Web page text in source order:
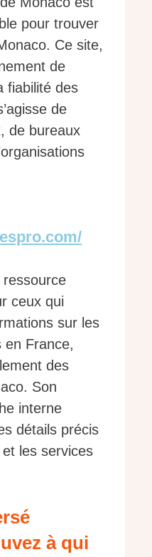
pour trouver
Ce site,
de
fiabilité des
de
de bureaux
ceux qui
sur les
en France,
des
Son
interne
détails précis
les services
à qui